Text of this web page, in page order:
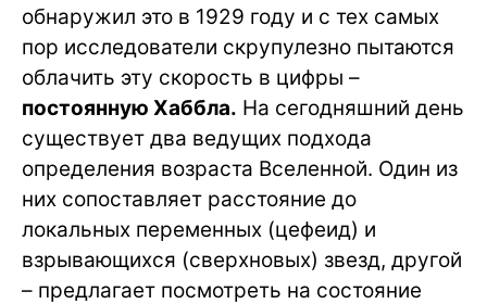
обнаружил это в 1929 году и с тех самых
пор исследователи скрупулезно пытаются
облачить эту скорость в цифры –
постоянную Хаббла. На сегодняшний день
существует два ведущих подхода
определения возраста Вселенной. Один из
них сопоставляет расстояние до
локальных переменных (цефеид) и
взрывающихся (сверхновых) звезд, другой
– предлагает посмотреть на состояние